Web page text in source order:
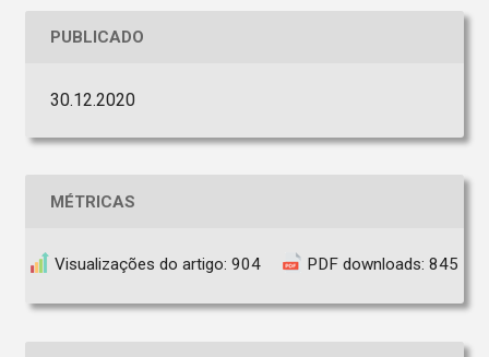
PUBLICADO
30.12.2020
MÉTRICAS
Visualizações do artigo: 904 PDF downloads: 845